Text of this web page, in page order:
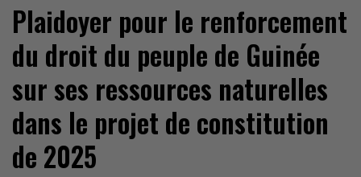
Plaidoyer pour le renforcement
du droit du peuple de Guinée
sur ses ressources naturelles
dans le projet de constitution
de 2025